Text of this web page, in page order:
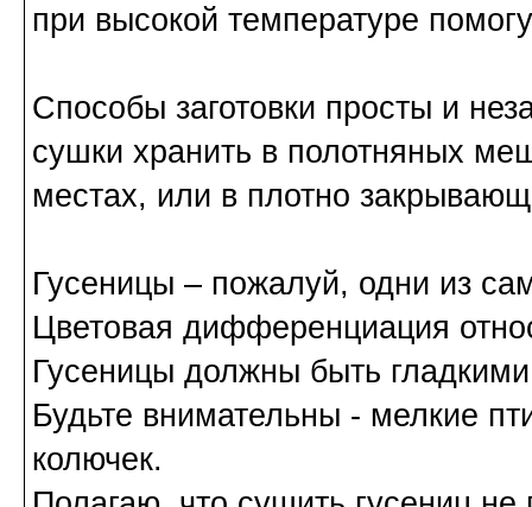
при высокой температуре
Способы заготовки просты и
сушки хранить в полотняных
местах, или в плотно
Гусеницы – пожалуй, одни из
Цветовая дифференциация
Гусеницы должны быть
Будьте внимательны - мелкие
колючек.